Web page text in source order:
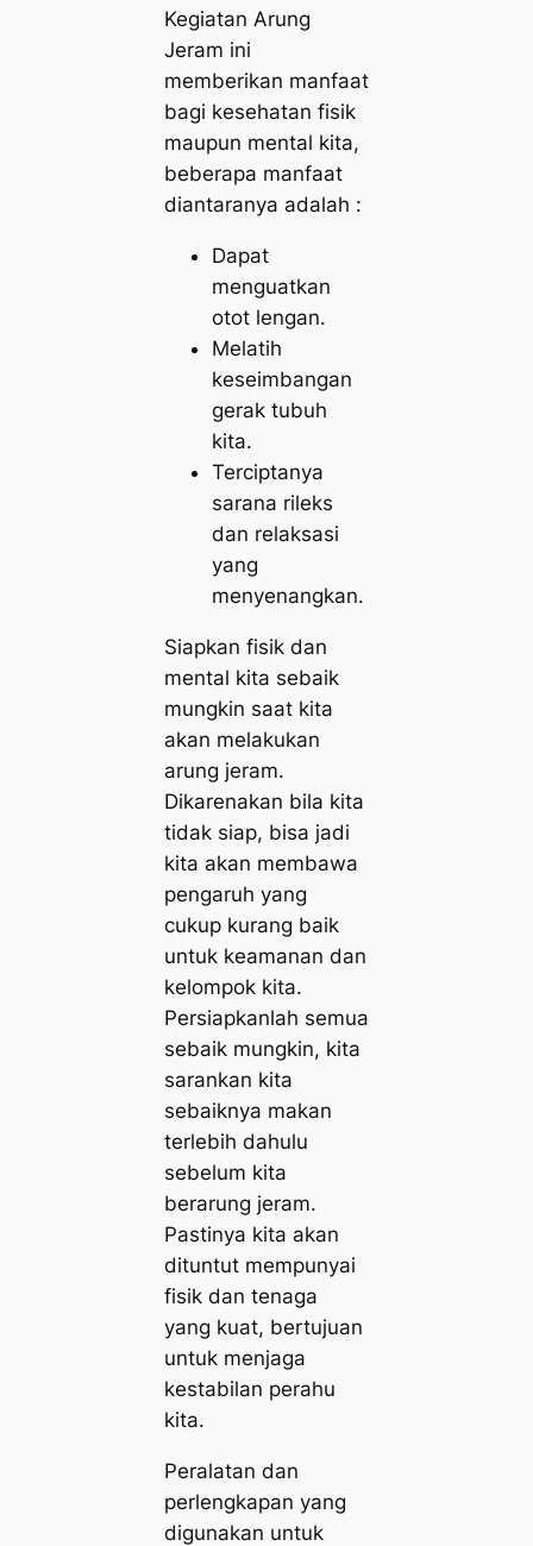
Kegiatan Arung
Jeram ini
memberikan manfaat
bagi kesehatan fisik
maupun mental kita,
beberapa manfaat
diantaranya adalah :
Dapat
menguatkan
otot lengan.
Melatih
keseimbangan
gerak tubuh
kita.
Terciptanya
sarana rileks
dan relaksasi
yang
menyenangkan.
Siapkan fisik dan
mental kita sebaik
mungkin saat kita
akan melakukan
arung jeram.
Dikarenakan bila kita
tidak siap, bisa jadi
kita akan membawa
pengaruh yang
cukup kurang baik
untuk keamanan dan
kelompok kita.
Persiapkanlah semua
sebaik mungkin, kita
sarankan kita
sebaiknya makan
terlebih dahulu
sebelum kita
berarung jeram.
Pastinya kita akan
dituntut mempunyai
fisik dan tenaga
yang kuat, bertujuan
untuk menjaga
kestabilan perahu
kita.
Peralatan dan
perlengkapan yang
digunakan untuk